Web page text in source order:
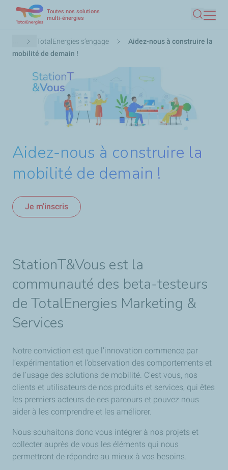
contenu
Toutes nos solutions
multi-énergies
Fil
d'Ariane
... TotalEnergies s’engage
Aidez-nous à construire la
mobilité de demain !
Aidez-nous à construire la
mobilité de demain !
Je m'inscris
StationT&Vous est la
communauté des beta-testeurs
de TotalEnergies Marketing &
Services
Notre conviction est que l’innovation commence par
l’expérimentation et l’observation des comportements et
de l’usage des solutions de mobilité. C’est vous, nos
clients et utilisateurs de nos produits et services, qui êtes
les premiers acteurs de ces parcours et pouvez nous
aider à les comprendre et les améliorer.
Nous souhaitons donc vous intégrer à nos projets et
collecter auprès de vous les éléments qui nous
permettront de répondre au mieux à vos besoins.